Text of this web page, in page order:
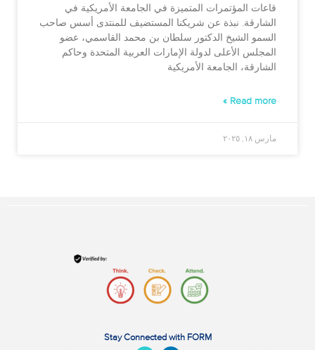
قاعات المؤتمرات المتميزة في الجامعة الأمريكية في
الشارقة. نبذة عن شريكنا المستضيف للمنتدى أسس صاحب
السمو الشيخ الدكتور سلطان بن محمد القاسمي، عضو
المجلس الأعلى لدولة الإمارات العربية المتحدة وحاكم
الشارقة، الجامعة الأمريكية
Read more »
مارس ١٨, ٢٠٢٥
Stay Connected with FORM